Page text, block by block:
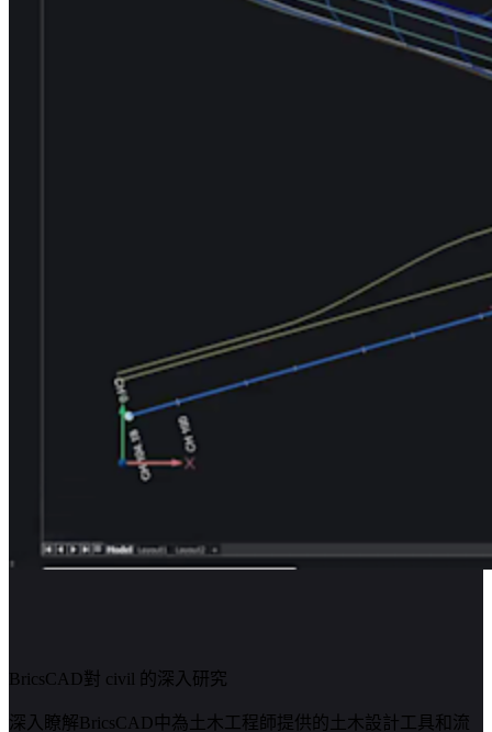
BricsCAD對 civil 的深入研究
深入瞭解BricsCAD中為土木工程師提供的土木設計工具和流